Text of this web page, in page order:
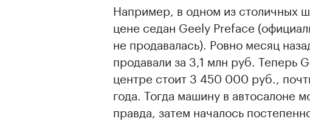
Например, в одном из столичных
цене седан Geely Preface
не продавалась). Ровно месяц
продавали за 3,1 млн руб. Теперь
центре стоит 3 450 000 руб.,
года. Тогда машину в автосалоне
правда, затем началось